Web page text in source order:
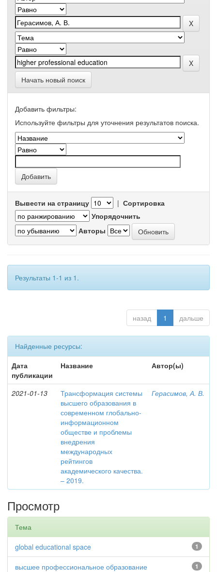
Начать новый поиск
Добавить фильтры:
Используйте фильтры для уточнения результатов поиска.
Вывести на страницу | Сортировка
Упорядочнить
Авторы
Результаты 1-1 из 1.
назад 1 дальше
Найденные ресурсы:
Дата
публикации
Название Автор(ы)
2021-01-13
Трансформация системы
высшего образования в
современном глобально-
информационном
обществе и проблемы
внедрения
международных
рейтингов
академического качества.
– 2019.
Герасимов, А. В.
Просмотр
Тема
1
global educational space
1
высшее профессиональное образование